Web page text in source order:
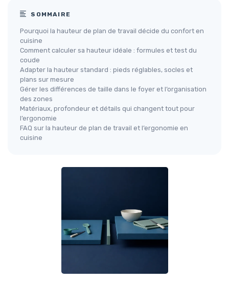
SOMMAIRE
Pourquoi la hauteur de plan de travail décide du confort en
cuisine
Comment calculer sa hauteur idéale : formules et test du
coude
Adapter la hauteur standard : pieds réglables, socles et
plans sur mesure
Gérer les différences de taille dans le foyer et l’organisation
des zones
Matériaux, profondeur et détails qui changent tout pour
l’ergonomie
FAQ sur la hauteur de plan de travail et l’ergonomie en
cuisine